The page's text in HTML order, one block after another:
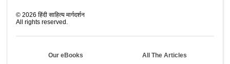
©2026 हिंदी साहित्य मार्गदर्शन
All rights reserved.
Our eBooks All The Articles